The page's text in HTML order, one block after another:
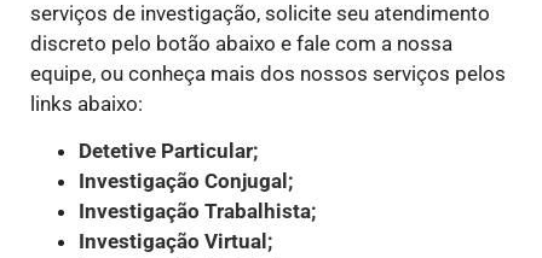
serviços de investigação, solicite seu atendimento
discreto pelo botão abaixo e fale com a nossa
equipe, ou conheça mais dos nossos serviços pelos
links abaixo:
Detetive Particular;
Investigação Conjugal;
Investigação Trabalhista;
Investigação Virtual;